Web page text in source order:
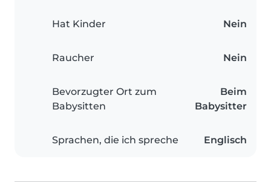
Hat Kinder Nein
Raucher Nein
Bevorzugter Ort zum
Babysitten
Beim
Babysitter
Sprachen, die ich spreche Englisch